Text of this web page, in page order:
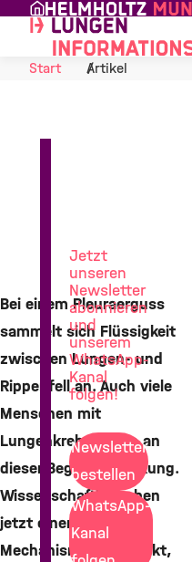
Skip to Content
Start
Artikel
Bei einem Pleuraerguss
sammelt sich Flüssigkeit
zwischen Lungen- und
Rippenfell an. Auch viele
Menschen mit
Lungenkrebs leiden an
dieser Begleiterkrankung.
Wissenschaftler haben
jetzt einen neuen
Mechanismus entdeckt,
Jetzt
unseren
Newsletter
abonnieren
und
unserem
WhatsApp-
Kanal
folgen!
Newsletter
bestellen
WhatsApp-
Kanal